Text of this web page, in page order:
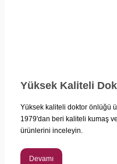
Yüksek kaliteli doktor önlüğü
1979'dan beri kaliteli kumaş
ürünlerini inceleyin.
Devamı